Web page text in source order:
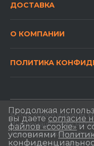
ДОСТАВКА
О КОМПАНИИ
ПОЛИТИКА
© 2012-2026 «Прицепы
Информационные
являются публичной
положениями Статьи
Продолжая
вы даете согласие
файлов «cookie» и
условиями